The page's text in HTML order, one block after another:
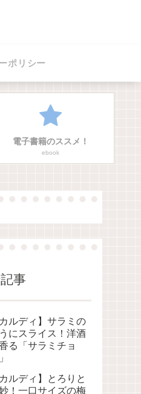
ポリシー
電子書籍のススメ！
ebook
事
カルディ】サラミの
にスライス！洋酒
る「サラミチョ
カルディ】とろりと
！一口サイズの梅